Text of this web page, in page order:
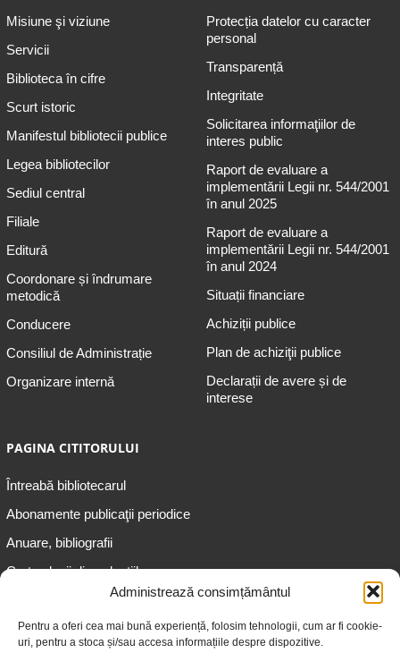
Administrează consimțământul
Pentru a oferi cea mai bună experiență, folosim tehnologii, cum ar fi cookie-
uri, pentru a stoca și/sau accesa informațiile despre dispozitive.
Misiune şi viziune
Servicii
Biblioteca în cifre
Scurt istoric
Manifestul bibliotecii publice
Legea bibliotecilor
Sediul central
Filiale
Editură
Coordonare și îndrumare
metodică
Conducere
Consiliul de Administrație
Organizare internă
Protecția datelor cu caracter
personal
Transparență
Integritate
Solicitarea informaţiilor de
interes public
Raport de evaluare a
implementării Legii nr. 544/2001
în anul 2025
Raport de evaluare a
implementării Legii nr. 544/2001
în anul 2024
Situații financiare
Achiziții publice
Plan de achiziţii publice
Declarații de avere și de
interese
PAGINA CITITORULUI
Întreabă bibliotecarul
Abonamente publicaţii periodice
Anuare, bibliografii
Cartea lunii din colecțiile
Informații pentru adolescenți